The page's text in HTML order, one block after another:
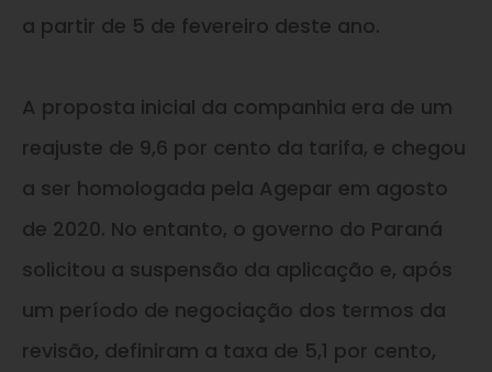
a partir de 5 de fevereiro deste ano.
A proposta inicial da companhia era de um
reajuste de 9,6 por cento da tarifa, e chegou
a ser homologada pela Agepar em agosto
de 2020. No entanto, o governo do Paraná
solicitou a suspensão da aplicação e, após
um período de negociação dos termos da
revisão, definiram a taxa de 5,1 por cento,